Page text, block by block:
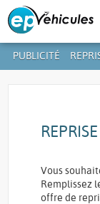
PUBLICITÉ
Vous
Remplissez
offre de